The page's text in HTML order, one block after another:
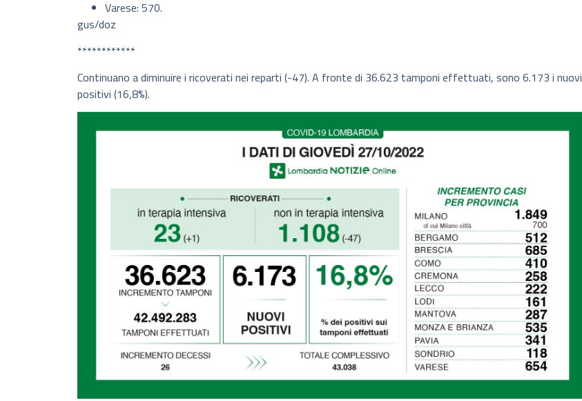
Varese: 570.
gus/doz
************
Continuano a diminuire i ricoverati nei reparti (-47). A fronte di 36.623 tamponi effettuati, sono 6.173 i nuovi
positivi (16,8%).